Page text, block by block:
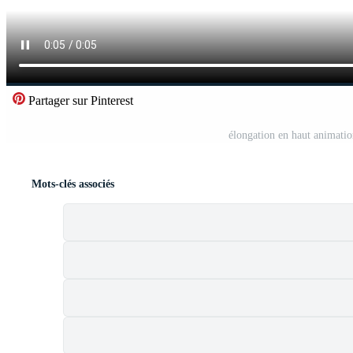
Partager sur Pinterest
élongation en haut
Mots-clés associés